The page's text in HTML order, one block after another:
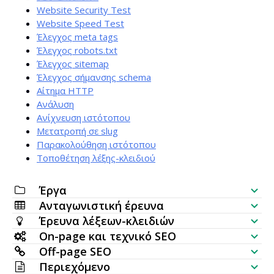
Website Security Test
Website Speed Test
Έλεγχος meta tags
Έλεγχος robots.txt
Έλεγχος sitemap
Έλεγχος σήμανσης schema
Αίτημα HTTP
Ανάλυση
Ανίχνευση ιστότοπου
Μετατροπή σε slug
Παρακολούθηση ιστότοπου
Τοποθέτηση λέξης-κλειδιού
Έργα
Λίστα ελέγχου SEO
Ανταγωνιστική έρευνα
Έλεγχος ορατότητας ιστοσελίδας
SERP Analyzer
Έρευνα λέξεων-κλειδιών
Generator λέξεων-κλειδιών
Έλεγχος όγκου αναζήτησης σε παρτίδα
On-page και τεχνικό SEO
SEO Έλεγχος
Off-page SEO
Έλεγχος backlinks
Περιεχόμενο